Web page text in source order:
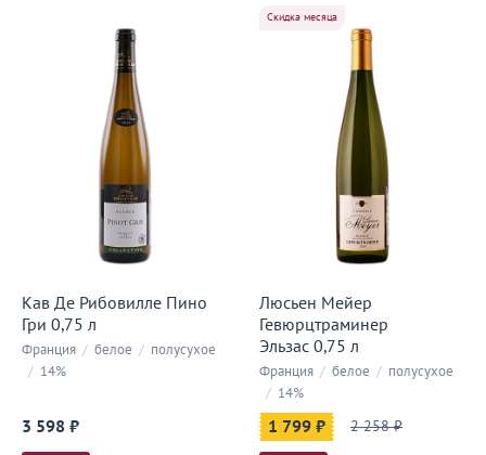
Кав Де Рибовилле Пино
Гри 0,75 л
Франция / белое / полусухое
/ 14%
3 598 ₽
Скидка месяца
Люсьен Мейер
Гевюрцтраминер
Эльзас 0,75 л
Франция / белое / полусухое
/ 14%
1 799 ₽ 2 258 ₽